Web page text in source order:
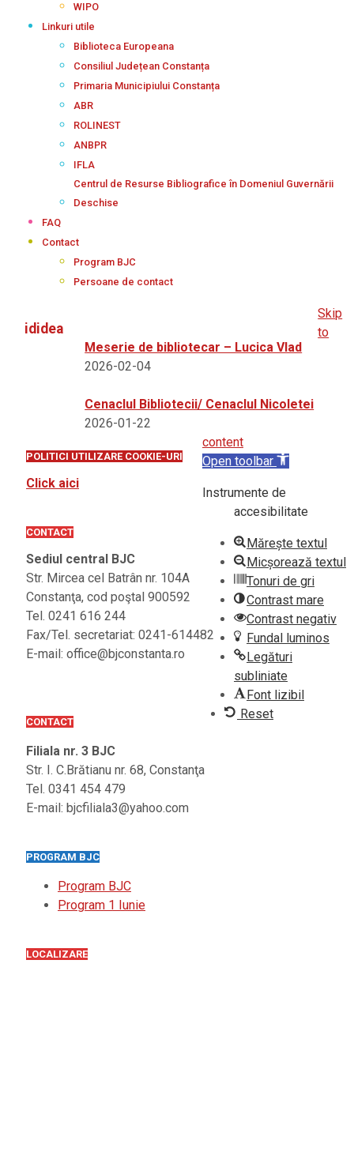
WIPO
Linkuri utile
Biblioteca Europeana
Consiliul Județean Constanța
Primaria Municipiului Constanța
ABR
ROLINEST
ANBPR
IFLA
Centrul de Resurse Bibliografice în Domeniul Guvernării
Deschise
FAQ
Contact
Program BJC
Persoane de contact
ididea
Meserie de bibliotecar – Lucica Vlad
2026-02-04
Cenaclul Bibliotecii/ Cenaclul Nicoletei
2026-01-22
POLITICI UTILIZARE COOKIE-URI
Click aici
CONTACT
Sediul central BJC
Str. Mircea cel Batrân nr. 104A
Constanţa, cod poştal 900592
Tel. 0241 616 244
Fax/Tel. secretariat: 0241-614482
E-mail: office@bjconstanta.ro
CONTACT
Filiala nr. 3 BJC
Str. I. C.Brătianu nr. 68, Constanţa
Tel. 0341 454 479
E-mail: bjcfiliala3@yahoo.com
PROGRAM BJC
Program BJC
Program 1 Iunie
LOCALIZARE
Skip
to
content
Open toolbar
Instrumente de
accesibilitate
Mărește textul
Micșorează textul
Tonuri de gri
Contrast mare
Contrast negativ
Fundal luminos
Legături
subliniate
Font lizibil
Reset